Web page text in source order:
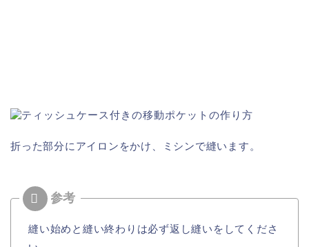
折った部分にアイロンをかけ、ミシンで縫います。
縫い始めと縫い終わりは必ず返し縫いをしてくださ